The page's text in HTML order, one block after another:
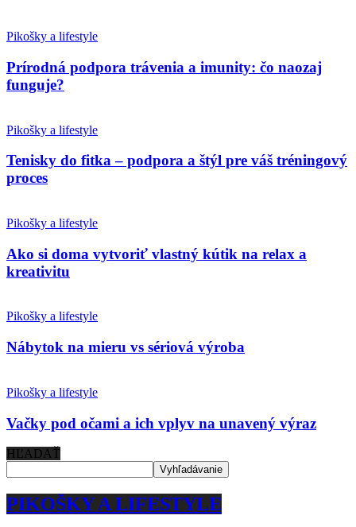
Pikošky a lifestyle
Prírodná podpora trávenia a imunity: čo naozaj
funguje?
Pikošky a lifestyle
Tenisky do fitka – podpora a štýl pre váš tréningový
proces
Pikošky a lifestyle
Ako si doma vytvoriť vlastný kútik na relax a
kreativitu
Pikošky a lifestyle
Nábytok na mieru vs sériová výroba
Pikošky a lifestyle
Vačky pod očami a ich vplyv na unavený výraz
HĽADAŤ
PIKOŠKY A LIFESTYLE